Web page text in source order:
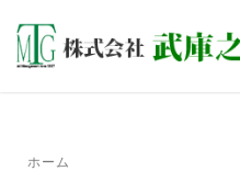
ホーム